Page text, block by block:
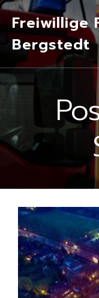
Freiwillige
Bergstedt